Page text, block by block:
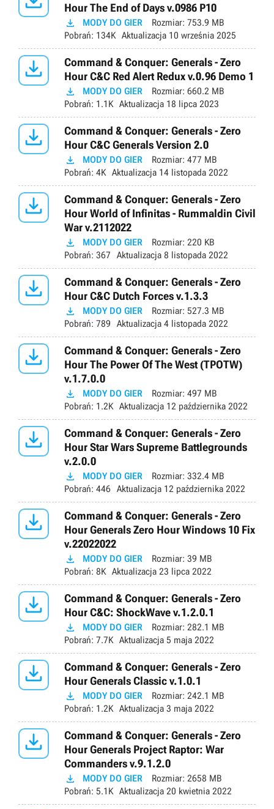
Hour The End of Days v.0986 P10
 MODY DO GIER Rozmiar: 753.9 MB
Pobrań: 134K Aktualizacja 10 września 2025

Command & Conquer: Generals - Zero
Hour C&C Red Alert Redux v.0.96 Demo 1
 MODY DO GIER Rozmiar: 660.2 MB
Pobrań: 1.1K Aktualizacja 18 lipca 2023

Command & Conquer: Generals - Zero
Hour C&C Generals Version 2.0
 MODY DO GIER Rozmiar: 477 MB
Pobrań: 4K Aktualizacja 14 listopada 2022

Command & Conquer: Generals - Zero
Hour World of Infinitas - Rummaldin Civil
War v.2112022
 MODY DO GIER Rozmiar: 220 KB
Pobrań: 367 Aktualizacja 8 listopada 2022

Command & Conquer: Generals - Zero
Hour C&C Dutch Forces v.1.3.3
 MODY DO GIER Rozmiar: 527.3 MB
Pobrań: 789 Aktualizacja 4 listopada 2022

Command & Conquer: Generals - Zero
Hour The Power Of The West (TPOTW)
v.1.7.0.0
 MODY DO GIER Rozmiar: 497 MB
Pobrań: 1.2K Aktualizacja 12 października 2022

Command & Conquer: Generals - Zero
Hour Star Wars Supreme Battlegrounds
v.2.0.0
 MODY DO GIER Rozmiar: 332.4 MB
Pobrań: 446 Aktualizacja 12 października 2022

Command & Conquer: Generals - Zero
Hour Generals Zero Hour Windows 10 Fix
v.22022022
 MODY DO GIER Rozmiar: 39 MB
Pobrań: 8K Aktualizacja 23 lipca 2022

Command & Conquer: Generals - Zero
Hour C&C: ShockWave v.1.2.0.1
 MODY DO GIER Rozmiar: 282.1 MB
Pobrań: 7.7K Aktualizacja 5 maja 2022

Command & Conquer: Generals - Zero
Hour Generals Classic v.1.0.1
 MODY DO GIER Rozmiar: 242.1 MB
Pobrań: 1.2K Aktualizacja 3 maja 2022

Command & Conquer: Generals - Zero
Hour Generals Project Raptor: War
Commanders v.9.1.2.0
 MODY DO GIER Rozmiar: 2658 MB
Pobrań: 5.1K Aktualizacja 20 kwietnia 2022